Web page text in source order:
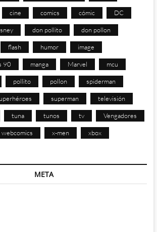
cine comics cómic DC
don pollito don pollon
flash humor image
90 manga Marvel mcu
pollito pollon spiderman
superman televisión
tuna tunos tv Vengadores
webcomics x-men xbox
META